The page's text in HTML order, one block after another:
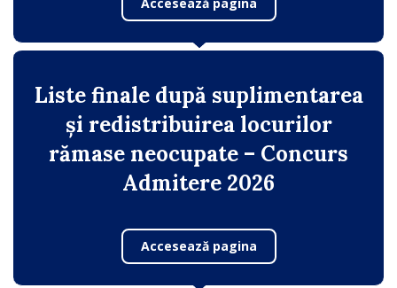
Liste finale după suplimentarea
și redistribuirea locurilor
rămase neocupate – Concurs
Admitere 2026
Accesează pagina